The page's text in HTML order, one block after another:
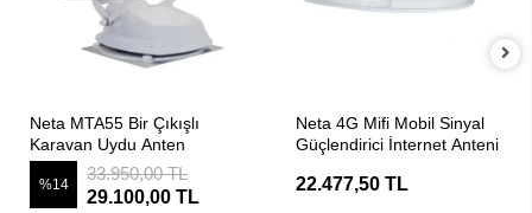
Neta MTA55 Bir Çıkışlı
Karavan Uydu Anten
%14
33.950,00 TL
29.100,00 TL
Neta 4G Mifi Mobil Sinyal
Güçlendirici İnternet Anteni
22.477,50 TL